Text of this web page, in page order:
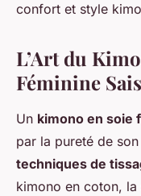
confort et style
L’Art du
Féminine
Un kimono en soie
par la pureté de
techniques de
kimono en coton,